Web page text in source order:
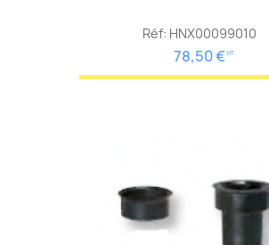
Réf: HNX00099010
78,50 € HT